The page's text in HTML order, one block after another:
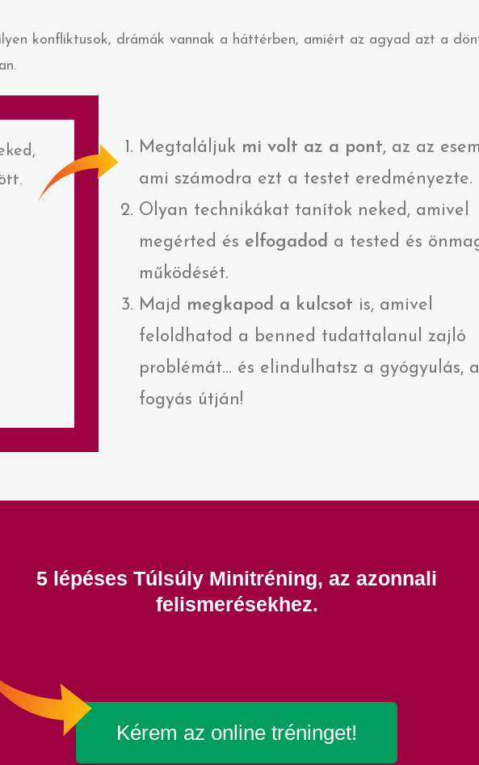
konfliktusok, drámák vannak a háttérben, amiért az agyad azt a
Megtaláljuk mi volt az a pont, az az
ami számodra ezt a testet eredményezte.
Olyan technikákat tanítok neked, amivel
megérted és elfogadod a tested és
működését.
Majd megkapod a kulcsot is, amivel
feloldhatod a benned tudattalanul zajló
problémát… és elindulhatsz a gyógyulás, a
fogyás útján!
5 lépéses Túlsúly Minitréning, az azonnali
felismerésekhez.
Kérem az online tréninget!